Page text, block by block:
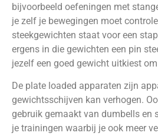
bijvoorbeeld oefeningen met
je zelf je bewegingen moet
steekgewichten staat voor een
ergens in die gewichten een pin
jezelf een goed gewicht uitkiest
De plate loaded apparaten zijn
gewichtsschijven kan verhogen.
gebruik gemaakt van dumbells en
je trainingen waarbij je ook meer